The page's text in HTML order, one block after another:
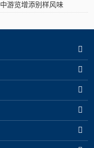
游览增添别样风味